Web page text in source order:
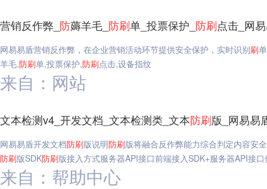
营销反作弊_ 防薅羊毛_ 防刷单_投票保护_ 防刷点击_网
网易易盾营销反作弊，在企业营销活动环节提供安全保护，实时识别刷
羊毛,防刷单,投票保护,防刷点击,设备指纹
来自：网站
文本检测v4_开发文档_文本检测类_文本防刷版_网易易
网易易盾开发文档防刷版说明防刷版将融合反作弊能力综合判定内容安
防刷版SDK防刷版接入方式服务器API接口前端接入SDK+服务器API接
来自：帮助中心